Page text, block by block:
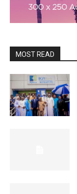
MOST READ